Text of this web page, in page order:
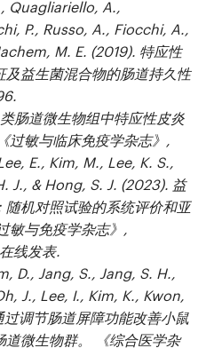
Quagliariello, A.,
P., Russo, A., Fiocchi, A.,
M. E. (2019). 特应性
及益生菌混合物的肠道持久性
肠道微生物组中特应性皮炎
《过敏与临床免疫学杂志》,
E., Kim, M., Lee, K. S.,
J., & Hong, S. J. (2023). 益
随机对照试验的系统评价和亚
敏与免疫学杂志》,
在线发表.
D., Jang, S., Jang, S. H.,
J., Lee, I., Kim, K., Kwon,
调节肠道屏障功能改善小鼠
道微生物群。
《综合医学杂